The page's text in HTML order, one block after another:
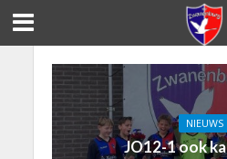
NIEUWS
JO12-1 ook